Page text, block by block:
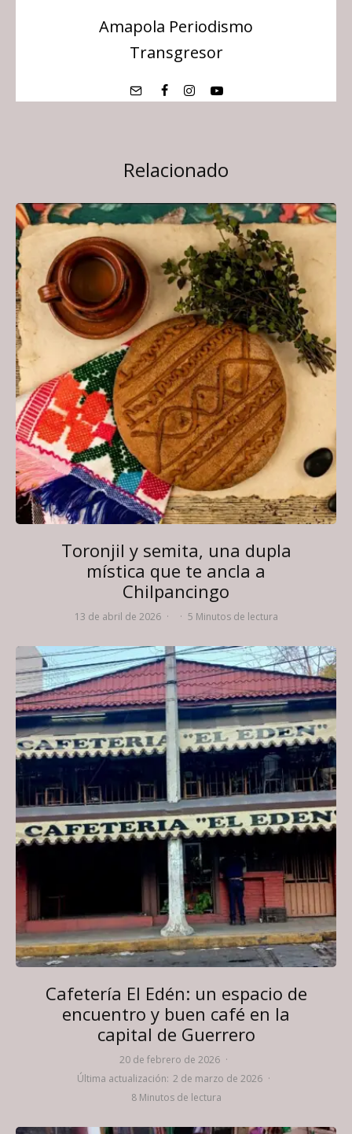
Amapola Periodismo
Transgresor
Relacionado
Toronjil y semita, una dupla
mística que te ancla a
Chilpancingo
13 de abril de 2026 · · 5 Minutos de lectura
Cafetería El Edén: un espacio de
encuentro y buen café en la
capital de Guerrero
20 de febrero de 2026 ·
Última actualización: 2 de marzo de 2026 ·
8 Minutos de lectura